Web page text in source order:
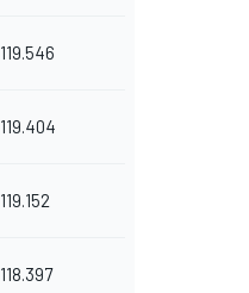
119.546
119.404
119.152
118.397